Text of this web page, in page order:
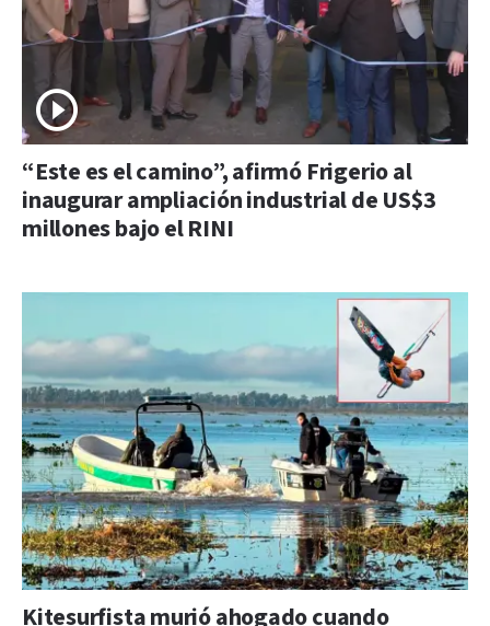
“Este es el camino”, afirmó Frigerio al
inaugurar ampliación industrial de US$3
millones bajo el RINI
Kitesurfista murió ahogado cuando